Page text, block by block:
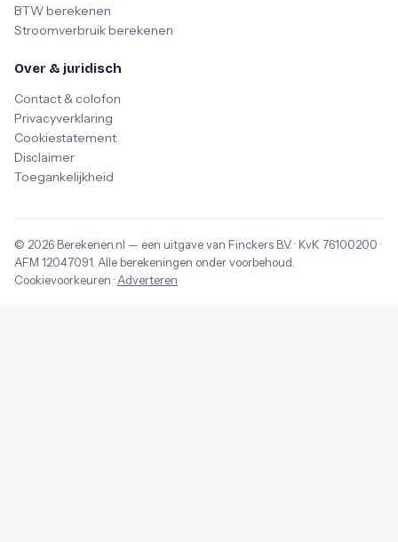
BTW berekenen
Stroomverbruik berekenen
Over & juridisch
Contact & colofon
Privacyverklaring
Cookiestatement
Disclaimer
Toegankelijkheid
© 2026 Berekenen.nl — een uitgave van Finckers B.V. · KvK 76100200 ·
AFM 12047091 . Alle berekeningen onder voorbehoud.
Cookievoorkeuren · Adverteren